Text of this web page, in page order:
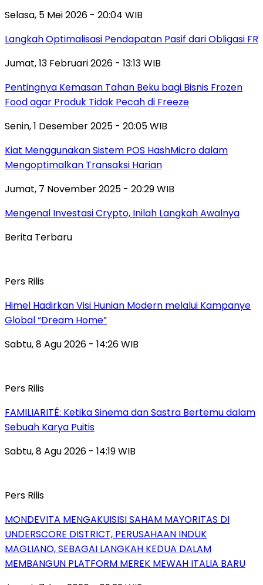
Selasa, 5 Mei 2026 - 20:04 WIB
Langkah Optimalisasi Pendapatan Pasif dari Obligasi FR
Jumat, 13 Februari 2026 - 13:13 WIB
Pentingnya Kemasan Tahan Beku bagi Bisnis Frozen
Food agar Produk Tidak Pecah di Freeze
Senin, 1 Desember 2025 - 20:05 WIB
Kiat Menggunakan Sistem POS HashMicro dalam
Mengoptimalkan Transaksi Harian
Jumat, 7 November 2025 - 20:29 WIB
Mengenal Investasi Crypto, Inilah Langkah Awalnya
Berita Terbaru
Pers Rilis
Himel Hadirkan Visi Hunian Modern melalui Kampanye
Global “Dream Home”
Sabtu, 8 Agu 2026 - 14:26 WIB
Pers Rilis
FAMILIARITÉ: Ketika Sinema dan Sastra Bertemu dalam
Sebuah Karya Puitis
Sabtu, 8 Agu 2026 - 14:19 WIB
Pers Rilis
MONDEVITA MENGAKUISISI SAHAM MAYORITAS DI
UNDERSCORE DISTRICT, PERUSAHAAN INDUK
MAGLIANO, SEBAGAI LANGKAH KEDUA DALAM
MEMBANGUN PLATFORM MEREK MEWAH ITALIA BARU